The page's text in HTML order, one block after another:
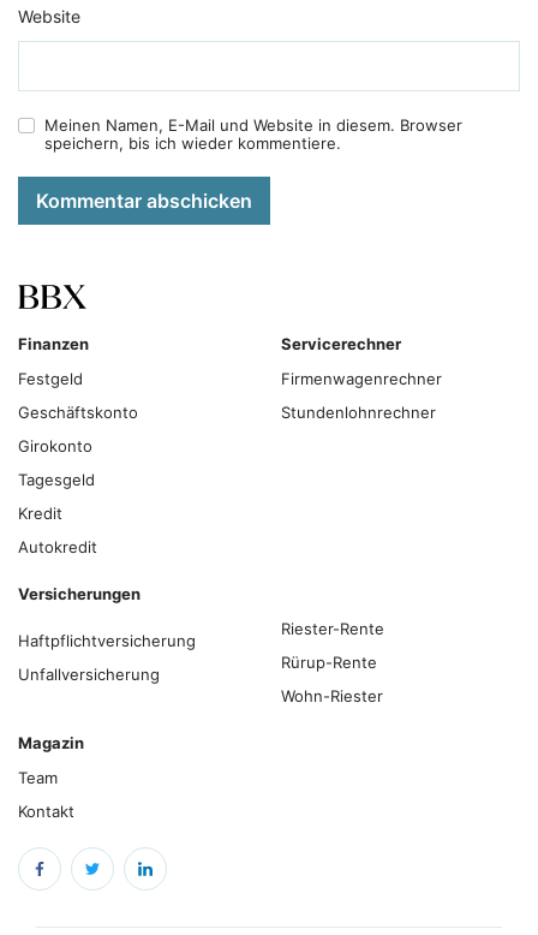
Website
Meinen Namen, E-Mail und Website in diesem. Browser
speichern, bis ich wieder kommentiere.
Kommentar abschicken
Finanzen
Festgeld
Geschäftskonto
Girokonto
Tagesgeld
Kredit
Autokredit
Servicerechner
Firmenwagenrechner
Stundenlohnrechner
Versicherungen
Haftpflichtversicherung
Unfallversicherung
Riester-Rente
Rürup-Rente
Wohn-Riester
Magazin
Team
Kontakt